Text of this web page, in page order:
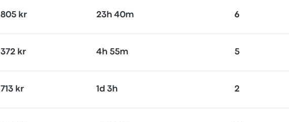
805 kr 23h 40m 6
372 kr 4h 55m 5
713 kr 1d 3h 2